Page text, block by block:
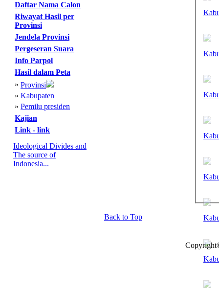
Daftar Nama Calon
Riwayat Hasil per
Provinsi
Jendela Provinsi
Pergeseran Suara
Info Parpol
Hasil dalam Peta
» Provinsi
» Kabupaten
» Pemilu presiden
Kajian
Link - link
Ideological Divides and
The source of
Indonesia...
Back to Top